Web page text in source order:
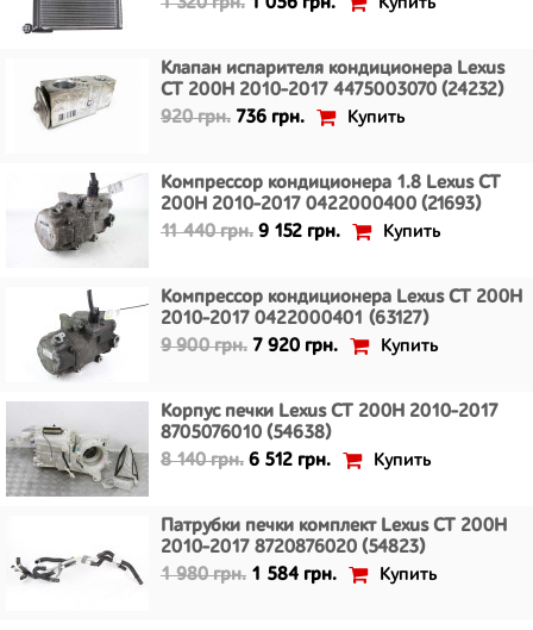
Клапан испарителя кондиционера Lexus
CT 200H 2010-2017 4475003070 (24232)
920 грн. 736 грн. Купить
Компрессор кондиционера 1.8 Lexus CT
200H 2010-2017 0422000400 (21693)
11 440 грн. 9 152 грн. Купить
Компрессор кондиционера Lexus CT 200H
2010-2017 0422000401 (63127)
9 900 грн. 7 920 грн. Купить
Корпус печки Lexus CT 200H 2010-2017
8705076010 (54638)
8 140 грн. 6 512 грн. Купить
Патрубки печки комплект Lexus CT 200H
2010-2017 8720876020 (54823)
1 980 грн. 1 584 грн. Купить